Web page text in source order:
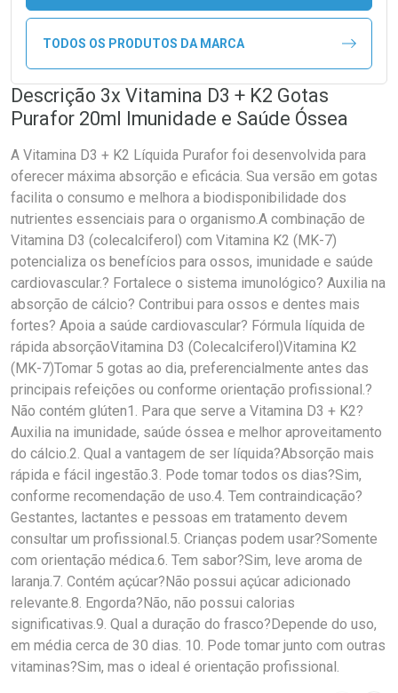
TODOS OS PRODUTOS DA MARCA
Descrição 3x Vitamina D3 + K2 Gotas
Purafor 20ml Imunidade e Saúde Óssea
A Vitamina D3 + K2 Líquida Purafor foi desenvolvida para
oferecer máxima absorção e eficácia. Sua versão em gotas
facilita o consumo e melhora a biodisponibilidade dos
nutrientes essenciais para o organismo.A combinação de
Vitamina D3 (colecalciferol) com Vitamina K2 (MK-7)
potencializa os benefícios para ossos, imunidade e saúde
cardiovascular.? Fortalece o sistema imunológico? Auxilia na
absorção de cálcio? Contribui para ossos e dentes mais
fortes? Apoia a saúde cardiovascular? Fórmula líquida de
rápida absorçãoVitamina D3 (Colecalciferol)Vitamina K2
(MK-7)Tomar 5 gotas ao dia, preferencialmente antes das
principais refeições ou conforme orientação profissional.?
Não contém glúten1. Para que serve a Vitamina D3 + K2?
Auxilia na imunidade, saúde óssea e melhor aproveitamento
do cálcio.2. Qual a vantagem de ser líquida?Absorção mais
rápida e fácil ingestão.3. Pode tomar todos os dias?Sim,
conforme recomendação de uso.4. Tem contraindicação?
Gestantes, lactantes e pessoas em tratamento devem
consultar um profissional.5. Crianças podem usar?Somente
com orientação médica.6. Tem sabor?Sim, leve aroma de
laranja.7. Contém açúcar?Não possui açúcar adicionado
relevante.8. Engorda?Não, não possui calorias
significativas.9. Qual a duração do frasco?Depende do uso,
em média cerca de 30 dias. 10. Pode tomar junto com outras
vitaminas?Sim, mas o ideal é orientação profissional.